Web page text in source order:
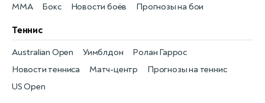
Новости боёв
MMA Прогнозы на бои
Бокс
Теннис
Новости тенниса
Australian Open
Матч-центр
Уимблдон
Прогнозы на теннис
Ролан Гаррос
US Open